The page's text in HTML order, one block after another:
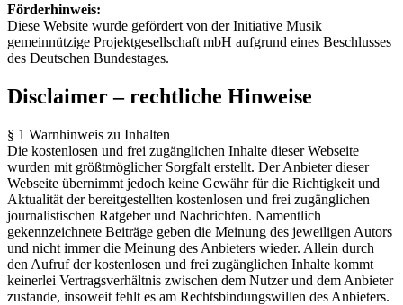
Förderhinweis:
Diese Website wurde gefördert von der Initiative Musik
gemeinnützige Projektgesellschaft mbH aufgrund eines Beschlusses
des Deutschen Bundestages.
Disclaimer – rechtliche Hinweise
§ 1 Warnhinweis zu Inhalten
Die kostenlosen und frei zugänglichen Inhalte dieser Webseite
wurden mit größtmöglicher Sorgfalt erstellt. Der Anbieter dieser
Webseite übernimmt jedoch keine Gewähr für die Richtigkeit und
Aktualität der bereitgestellten kostenlosen und frei zugänglichen
journalistischen Ratgeber und Nachrichten. Namentlich
gekennzeichnete Beiträge geben die Meinung des jeweiligen Autors
und nicht immer die Meinung des Anbieters wieder. Allein durch
den Aufruf der kostenlosen und frei zugänglichen Inhalte kommt
keinerlei Vertragsverhältnis zwischen dem Nutzer und dem Anbieter
zustande, insoweit fehlt es am Rechtsbindungswillen des Anbieters.